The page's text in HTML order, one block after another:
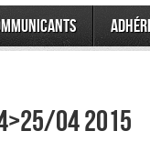
04 2015